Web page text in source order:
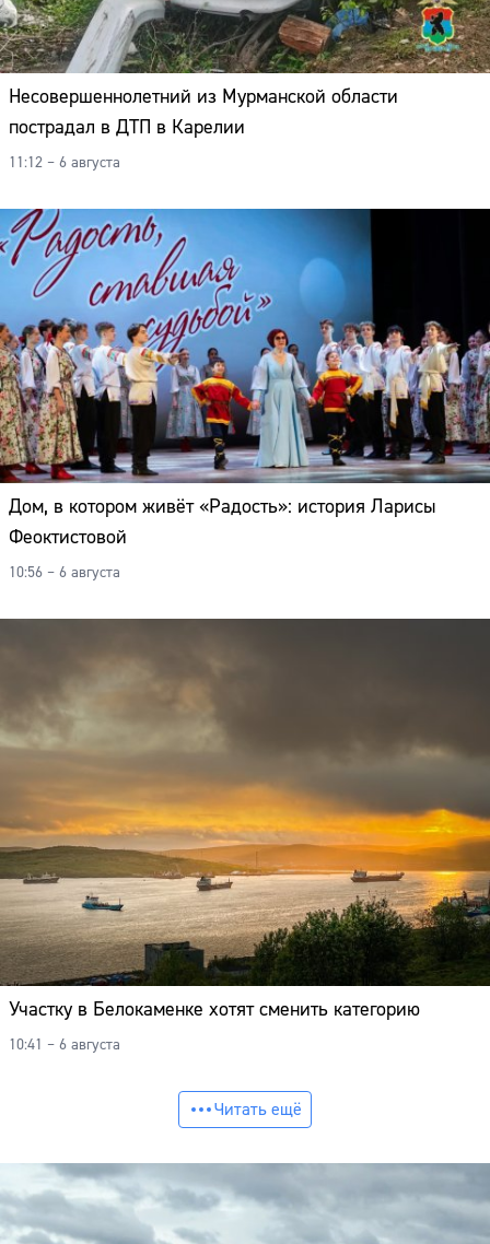
Несовершеннолетний из Мурманской области
пострадал в ДТП в Карелии
11:12 – 6 августа
Дом, в котором живёт «Радость»: история Ларисы
Феоктистовой
10:56 – 6 августа
Участку в Белокаменке хотят сменить категорию
10:41 – 6 августа
Читать ещё